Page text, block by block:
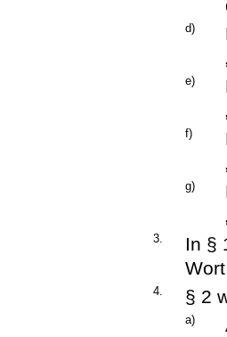
d)
e)
f)
g)
3.
In §
4. § 2
a)